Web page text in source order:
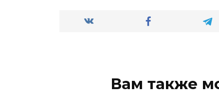
Вам также